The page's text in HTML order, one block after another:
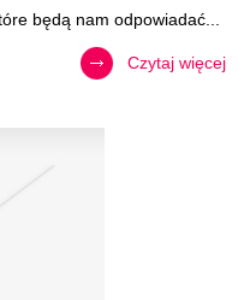
będą nam odpowiadać...
Czytaj więcej